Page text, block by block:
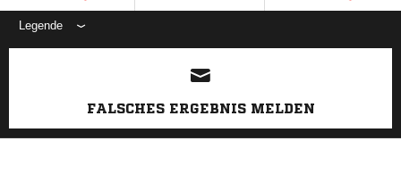
Legende
ANZEIGE
FALSCHES ERGEBNIS MELDEN